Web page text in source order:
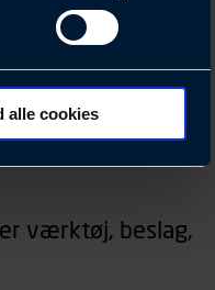
af vores
skal være nemme at
IP-adresse,
sprog, og den
og apps med
der
alle cookies
værktøj, beslag,